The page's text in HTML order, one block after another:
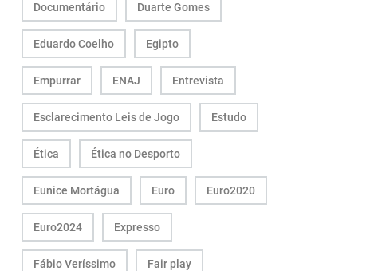
Documentário Duarte Gomes
Eduardo Coelho Egipto
Empurrar ENAJ Entrevista
Esclarecimento Leis de Jogo Estudo
Ética Ética no Desporto
Eunice Mortágua Euro Euro2020
Euro2024 Expresso
Fábio Veríssimo Fair play